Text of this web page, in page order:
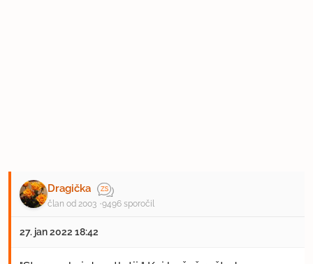
Dragička
član od 2003 9496 sporočil
27. jan 2022 18:42